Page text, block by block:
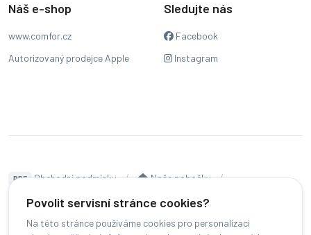
Povolit servisní stránce cookies?
Na této stránce používáme cookies pro personalizaci
Náš e-shop
www.comfor.cz
Autorizovaný prodejce Apple
Sledujte nás
Facebook
Instagram
PDF Obchodní podmínky
Naše pobočky
Čeština